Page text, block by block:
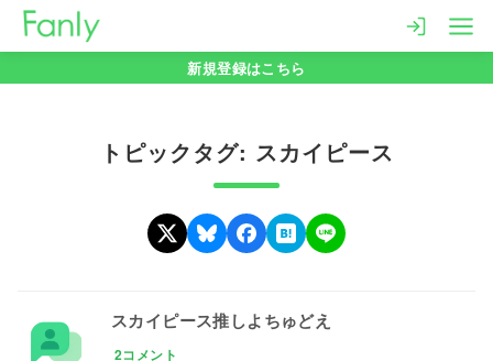
新規登録はこちら
トピックタグ: スカイピース
スカイピース推しよちゅどえ
2コメント